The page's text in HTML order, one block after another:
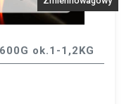
ok.1-1,2KG